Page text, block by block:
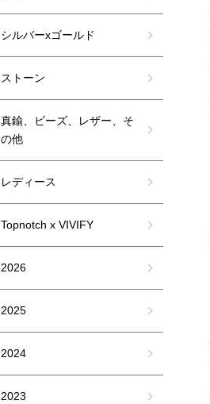
シルバーxゴールド
ストーン
真鍮、ビーズ、レザー、そ
の他
レディース
Topnotch x VIVIFY
2026
2025
2024
2023